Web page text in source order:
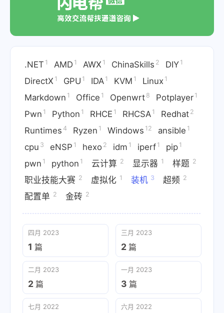
.NET 1 AMD 1 AWX 1 ChinaSkills 2 DIY 1
DirectX 1 GPU 1 IDA 1 KVM 1 Linux 1
Markdown 1 Office 1 Openwrt 8 Potplayer 1
Pwn 1 Python 1 RHCE 1 RHCSA 1 Redhat 2
Runtimes 4 Ryzen 1 Windows 12 ansible 1
cpu 3 eNSP 1 hexo 2 idm 1 iperf 1 pip 1
pwn 1 python 1 云计算 2 显示器 1 样题 2
职业技能大赛 2 虚拟化 1 装机 3 超频 2
配置单 2 金砖 2
四月 2023
1 篇
三月 2023
2 篇
二月 2023
2 篇
一月 2023
3 篇
七月 2022 六月 2022